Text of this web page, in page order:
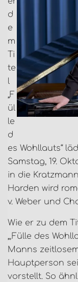
d
e
m
Ti
te
l
„F
ül
le
d
es Wohllauts“
Samstag, 19.
in die
Harden wird
v. Weber und
Wie er zu dem
„‚Fülle des
Manns
Hauptperson
vorstellt. So